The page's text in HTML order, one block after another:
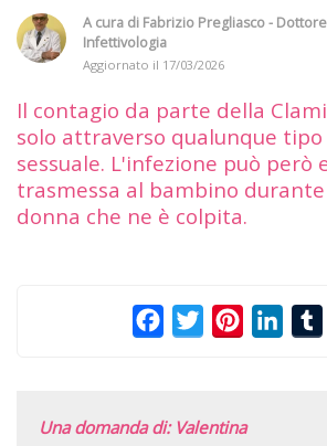
A cura di Fabrizio Pregliasco -
Infettivologia
Aggiornato il 17/03/2026
Il contagio da parte della
solo attraverso qualunque
sessuale. L'infezione può però
trasmessa al bambino
donna che ne è colpita.
FacebookTwitterPinterest
Una domanda di: Valentina